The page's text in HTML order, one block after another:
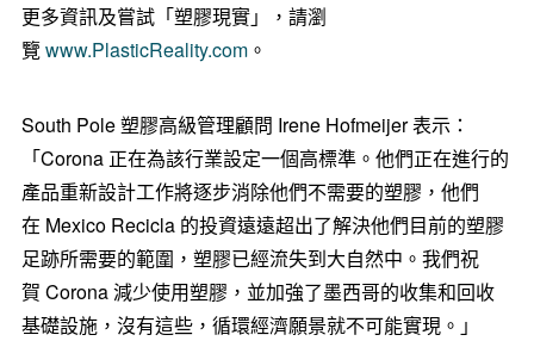
更多資訊及嘗試「塑膠現實」，請瀏
覽www.PlasticReality.com。
South Pole 塑膠高級管理顧問 Irene Hofmeijer 表示：
「Corona 正在為該行業設定一個高標準。他們正在進行的
產品重新設計工作將逐步消除他們不需要的塑膠，他們
在 Mexico Recicla 的投資遠遠超出了解決他們目前的塑膠
足跡所需要的範圍，塑膠已經流失到大自然中。我們祝
賀 Corona 減少使用塑膠，並加強了墨西哥的收集和回收
基礎設施，沒有這些，循環經濟願景就不可能實現。」